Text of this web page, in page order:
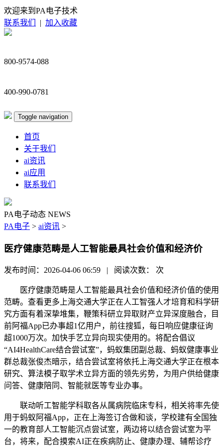
欢迎来到PA电子技术
联系我们
| 加入收藏
800-9574-088
400-990-0781
Toggle navigation
首页
关于我们
ai资讯
ai应用
联系我们
PA电子动态 NEWS
PA电子 > ai资讯 >
医疗健康范畴是人工智能最具社会价值和经济价
发布时间：2026-04-06 06:59 | 阅读次数： 次
医疗健康范畴是人工智能最具社会价值和经济价值的使用
范畴。查看更多上海交通大学正在人工智强人才培育和科学研
究方面有着深挚堆集，鞭策科研立异取财产立异深度融合，目
前阿福App已办事超1亿用户，前往搜狐，每日响应健康征询
超1000万次。加快手艺立异向现实使用的。将配合倡议
“AI4HealthCare结合尝试室”，蚂蚁集团副总裁、蚂蚁健康事业
群总裁张俊杰暗示，结合尝试室将依托上海交通大学正在根本
研究、算法模子取学术立异方面的领先劣势，为用户供给健康
问答、健康陪同、智能就医等专业办事。
联动听工智能学科取各从属病院临床专科，相关将率先使
用于蚂蚁阿福App，正在上海签订合做和谈，学校建有全国独
一的教育部人工智能沉点尝试室，两边将以结合尝试室为平
台，将来，配合摸索AI正在疾病防止、健康办理、辅帮诊疗